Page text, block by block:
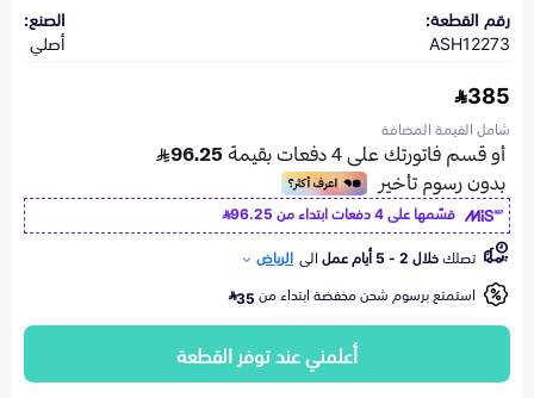
رقم القطعة:
ASH12273
الصنع:
أصلي
385
شامل القيمة المضافة
قسّمها على 4 دفعات ابتداء من
96.25
تصلكخلال 2 - 5 أيام عمل الى الرياض
استمتع برسوم شحن مخفضة ابتداء من35
أعلمني عند توفر القطعة